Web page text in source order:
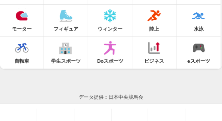
モーター フィギュア ウィンター 陸上 水泳
自転車 学生スポーツ Doスポーツ ビジネス eスポーツ
データ提供：日本中央競馬会